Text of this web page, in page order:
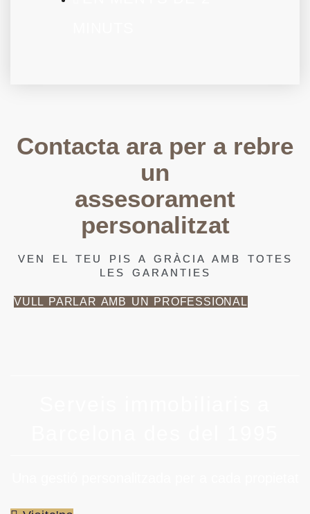
Contacta ara per a rebre
un
assesorament
personalitzat
VEN EL TEU PIS A GRÀCIA AMB TOTES
LES GARANTIES
VULL PARLAR AMB UN PROFESSIONAL